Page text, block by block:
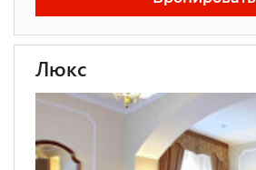
Люкс